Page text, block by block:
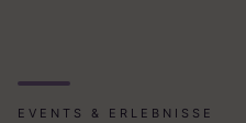
EVENTS & ERLEBNISSE